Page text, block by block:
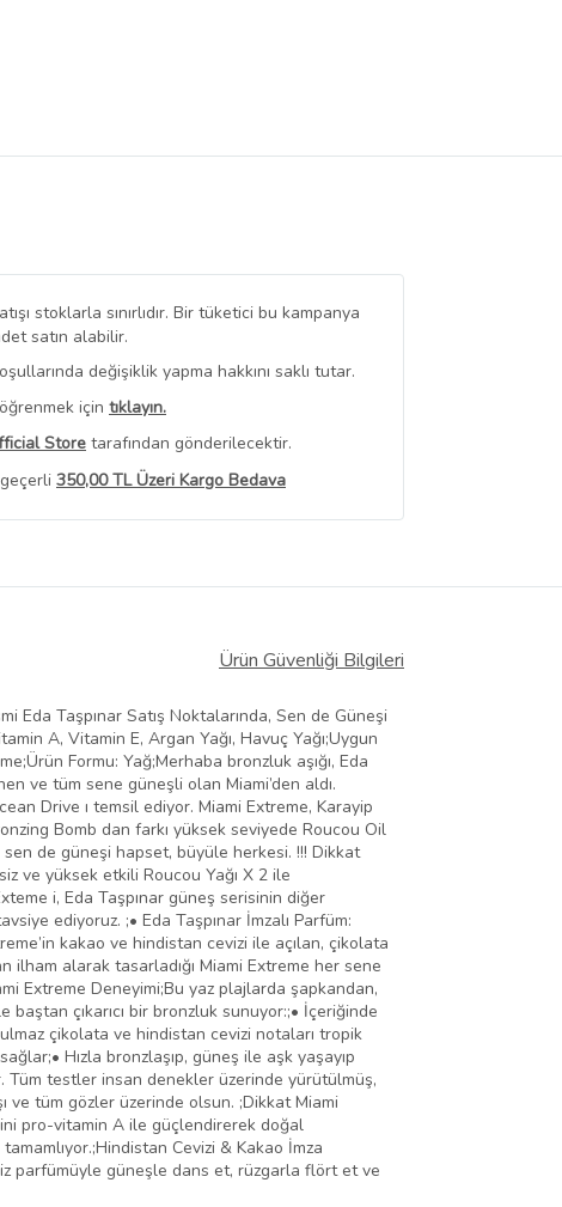
stoklarla sınırlıdır. Bir tüketici bu kampanya
satın alabilir.
değişiklik yapma hakkını saklı tutar.
için tıklayın.
Store tarafından gönderilecektir.
350,00 TL Üzeri Kargo Bedava
Görüntüle
Ürün Güvenliği Bilgileri
Eda Taşpınar Satış Noktalarında, Sen de Güneşi
A, Vitamin E, Argan Yağı, Havuç Yağı;Uygun
Formu: Yağ;Merhaba bronzluk aşığı, Eda
ve tüm sene güneşli olan Miami’den aldı.
Drive ı temsil ediyor. Miami Extreme, Karayip
Bomb dan farkı yüksek seviyede Roucou Oil
de güneşi hapset, büyüle herkesi. !!! Dikkat
ve yüksek etkili Roucou Yağı X 2 ile
i, Eda Taşpınar güneş serisinin diğer
ediyoruz. ;• Eda Taşpınar İmzalı Parfüm:
kakao ve hindistan cevizi ile açılan, çikolata
ilham alarak tasarladığı Miami Extreme her sene
Extreme Deneyimi;Bu yaz plajlarda şapkandan,
çıkarıcı bir bronzluk sunuyor:;• İçeriğinde
çikolata ve hindistan cevizi notaları tropik
Hızla bronzlaşıp, güneş ile aşk yaşayıp
Tüm testler insan denekler üzerinde yürütülmüş,
ve tüm gözler üzerinde olsun. ;Dikkat Miami
pro-vitamin A ile güçlendirerek doğal
Cevizi & Kakao İmza
parfümüyle güneşle dans et, rüzgarla flört et ve